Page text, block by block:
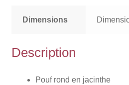
Dimensions
Description
Pouf rond en jacinthe